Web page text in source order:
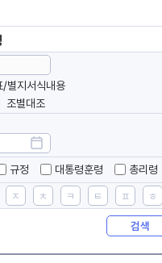
/별지서식내용
조별대조
규정 대통령훈령
총리령
ㅈ ㅊ ㅋ ㅌ ㅍ ㅎ
검색